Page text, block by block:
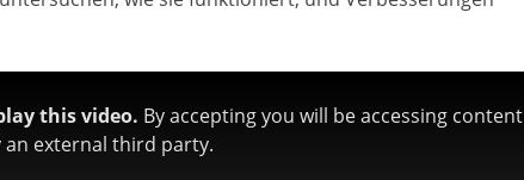
this video. By accepting you will be accessing content
an external third party.